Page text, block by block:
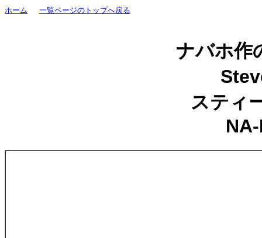
ホーム 一覧ページのトップへ戻る
ナバホ作
スティ